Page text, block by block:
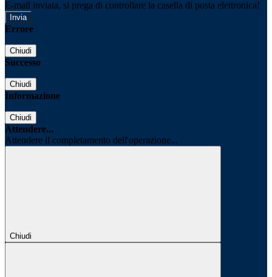
E-mail inviata, si prega di controllare la casella di posta elettronica!
Errore
Chiudi
Successo
Chiudi
Informazione
Chiudi
Attendere...
Attendere il completamento dell'operazione...
Chiudi